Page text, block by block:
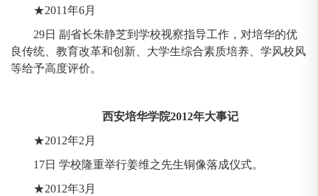
★2011年6月
29日 副省长朱静芝到学校视察指导工作，对培华的优
良传统、教育改革和创新、大学生综合素质培养、学风校风
等给予高度评价。
西安培华学院2012年大事记
★2012年2月
17日 学校隆重举行姜维之先生铜像落成仪式。
★2012年3月